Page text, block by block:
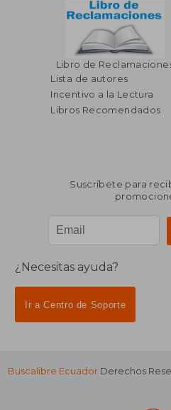
40%
dcto.
$ 355.86
$ 213.52
Libro de
Lista de autores
Incentivo a la Lectura
Libros Recomendados
Suscríbete para
¿Necesitas ayuda?
Ir a Centro de Soporte
Buscalibre Ecuador Derechos